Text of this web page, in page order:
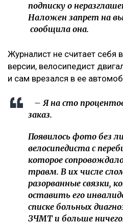
подписку о
Наложен запрет на
сообщила она.
Журналист не считает себя
версии, велосипедист
и сам врезался в ее
– Я на сто
заказ.
Появилось фото без
велосипедиста с
которое
травм. В их числе
разорванные связки,
оставить его
списке больных
ЗЧМТ и больше